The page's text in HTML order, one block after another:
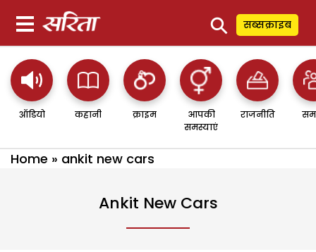
⚲ सब्सक्राइब
ऑडियो कहानी क्राइम
आपकी
समस्याएं
राजनीति
Home » ankit new cars
Ankit New Cars